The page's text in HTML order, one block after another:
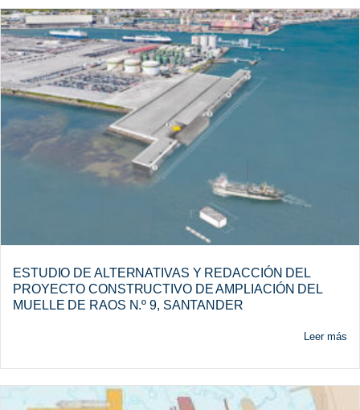
ESTUDIO DE ALTERNATIVAS Y REDACCIÓN DEL
PROYECTO CONSTRUCTIVO DE AMPLIACIÓN DEL
MUELLE DE RAOS N.º 9, SANTANDER
Leer más